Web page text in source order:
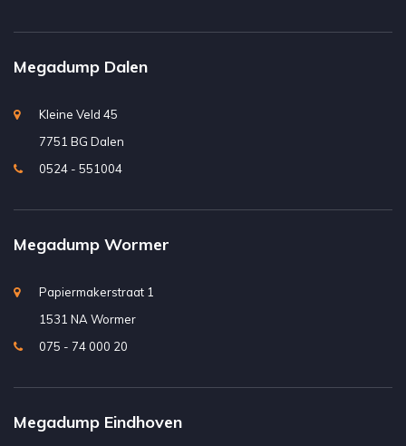
Megadump Dalen
Kleine Veld 45
7751 BG Dalen
0524 - 551004
Megadump Wormer
Papiermakerstraat 1
1531 NA Wormer
075 - 74 000 20
Megadump Eindhoven